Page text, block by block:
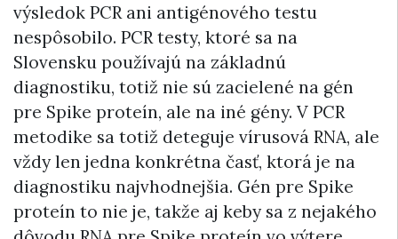
výsledok PCR ani antigénového testu
nespôsobilo. PCR testy, ktoré sa na
Slovensku používajú na základnú
diagnostiku, totiž nie sú zacielené na gén
pre Spike proteín, ale na iné gény. V PCR
metodike sa totiž deteguje vírusová RNA, ale
vždy len jedna konkrétna časť, ktorá je na
diagnostiku najvhodnejšia. Gén pre Spike
proteín to nie je, takže aj keby sa z nejakého